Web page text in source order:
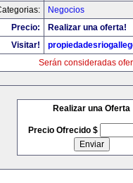
Negocios
Precio:
Realizar una oferta!
Visitar!
Serán consideradas
Realizar una Oferta
Precio Ofrecido $